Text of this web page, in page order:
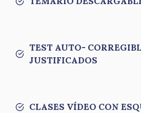
TEST AUTO-
JUSTIFICADOS
CLASES VÍDEO CON